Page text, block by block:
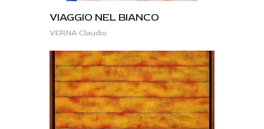
VIAGGIO NEL BIANCO
VERNA Claudio